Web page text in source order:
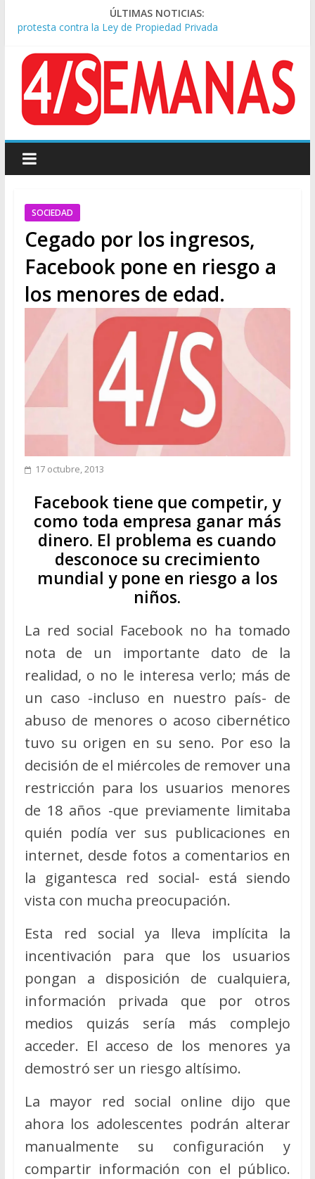
ÚLTIMAS NOTICIAS:
Sturzenegger defendió la Ley de Tierras y lamentó el retiro
Sáenz endurece su postura: rechaza cambios en Manejo del
Fuego y defiende la Ley de Tierras
Tormentas severas y fuertes ráfagas de viento: alerta del
Servicio Meteorológico
Los alquileres de departamentos en la CABA aumentaron
1,6% en julio
Represión frente al Congreso: tres detenidos durante la
protesta contra la Ley de Propiedad Privada
SOCIEDAD
Cegado por los ingresos,
Facebook pone en riesgo a
los menores de edad.
17 octubre, 2013
Facebook tiene que competir, y
como toda empresa ganar más
dinero. El problema es cuando
desconoce su crecimiento
mundial y pone en riesgo a los
niños.
La red social Facebook no ha tomado
nota de un importante dato de la
realidad, o no le interesa verlo; más de
un caso -incluso en nuestro país- de
abuso de menores o acoso cibernético
tuvo su origen en su seno. Por eso la
decisión de el miércoles de remover una
restricción para los usuarios menores
de 18 años -que previamente limitaba
quién podía ver sus publicaciones en
internet, desde fotos a comentarios en
la gigantesca red social- está siendo
vista con mucha preocupación.
Esta red social ya lleva implícita la
incentivación para que los usuarios
pongan a disposición de cualquiera,
información privada que por otros
medios quizás sería más complejo
acceder. El acceso de los menores ya
demostró ser un riesgo altísimo.
La mayor red social online dijo que
ahora los adolescentes podrán alterar
manualmente su configuración y
compartir información con el público.